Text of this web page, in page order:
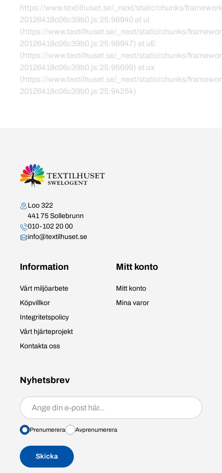
https://www.textilhuset.se/_next/static/chunks/
20126418c06c39b0.js:25:98940 at uI
(https://www.textilhuset.se/_next/static/chunks/
20126418c06c39b0.js:25:98947) at uE
(https://www.textilhuset.se/_next/static/chunks/
20126418c06c39b0.js:25:95699) at ux
(https://www.textilhuset.se/_next/static/chunks/
20126418c06c39b0.js:25:94254)
Kontakta oss
Loo 322
441 75 Sollebrunn
010-102 20 00
info@textilhuset.se
Information
Vårt miljöarbete
Köpvillkor
Integritetspolicy
Vårt hjärteprojekt
Kontakta oss
Mitt konto
Mitt konto
Mina varor
Nyhetsbrev
Prenumerera/avprenumerera
Prenumerera Avprenumerera
Skicka